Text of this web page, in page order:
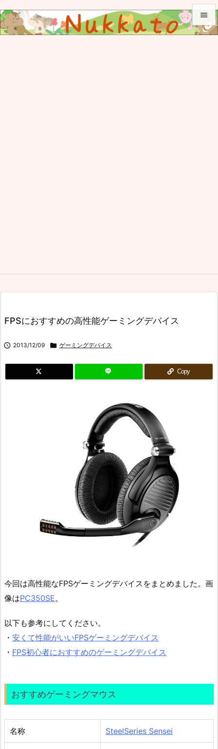


FPSにおすすめの高性能ゲーミングデバイス
 2013/12/09  ゲーミングデバイス
Copy
今回は高性能なFPSゲーミングデバイスをまとめました。画
像はPC350SE。
以下も参考にしてください。
・ 安くて性能がいいFPSゲーミングデバイス
・ FPS初心者におすすめのゲーミングデバイス
おすすめゲーミングマウス
名称 SteelSeries Sensei